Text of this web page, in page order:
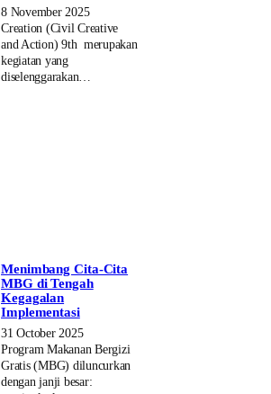
8 November 2025
Creation (Civil Creative
and Action) 9th merupakan
kegiatan yang
diselenggarakan…
Menimbang Cita-Cita
MBG di Tengah
Kegagalan
Implementasi
31 October 2025
Program Makanan Bergizi
Gratis (MBG) diluncurkan
dengan janji besar: